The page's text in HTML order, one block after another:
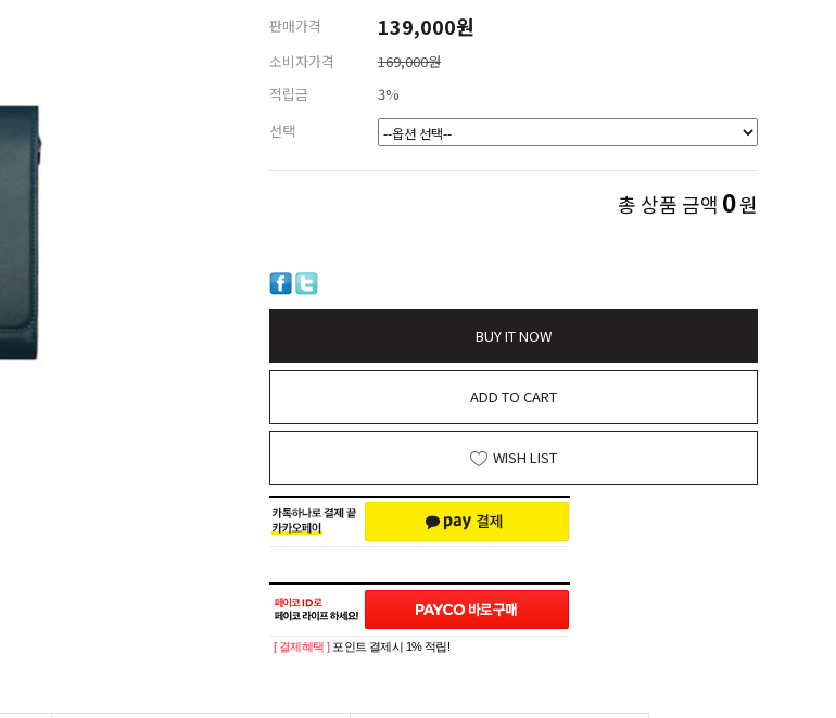
판매가격 139,000원
소비자가격
169,000원
적립금
3%
선택
총 상품 금액 0원
BUY IT NOW
ADD TO CART
WISH LIST
[ 결제혜택 ] 포인트 결제시 1% 적립!